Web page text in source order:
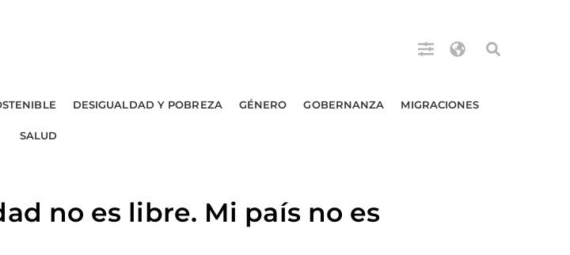
DESIGUALDAD Y POBREZA GÉNERO GOBERNANZA MIGRACIONES
SALUD
no es libre. Mi país no es